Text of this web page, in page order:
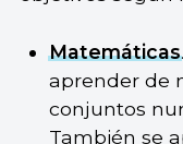
Matemáticas
aprender de
conjuntos
También se